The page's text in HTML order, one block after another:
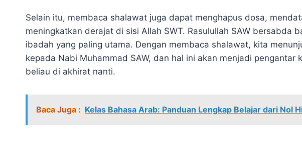
Selain itu, membaca shalawat juga dapat menghapus dosa,
meningkatkan derajat di sisi Allah SWT. Rasulullah SAW bersabda
ibadah yang paling utama. Dengan membaca shalawat, kita
kepada Nabi Muhammad SAW, dan hal ini akan menjadi
beliau di akhirat nanti.
Baca Juga : Kelas Bahasa Arab: Panduan Lengkap Belajar dari Nol